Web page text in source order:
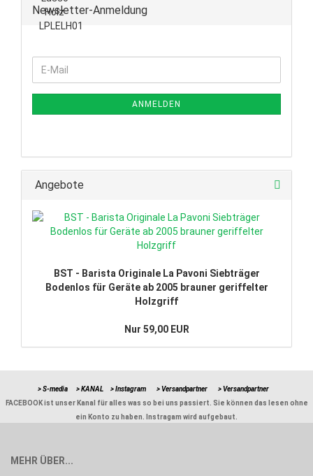
Newsletter-Anmeldung
ZUR
E-
Mail
ANMELDEN
Angebote
BST - Barista Originale La Pavoni Siebträger
Bodenlos für Geräte ab 2005 brauner geriffelter
Holzgriff
Nur 59,00 EUR
> S-media > KANAL > Instagram > Versandpartner
> Versandpartner
FACEBOOK ist unser Kanal für alles was so bei uns passiert. Sie können das lesen ohne
ein Konto zu haben. Instragam wird aufgebaut.
MEHR ÜBER...